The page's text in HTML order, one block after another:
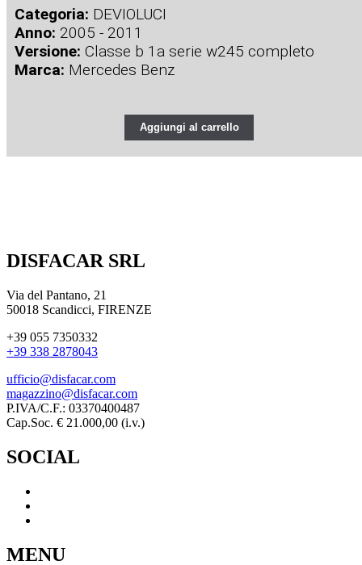
Categoria: DEVIOLUCI
Anno: 2005 - 2011
Versione: Classe b 1a serie w245 completo
Marca: Mercedes Benz
Aggiungi al carrello
DISFACAR SRL
Via del Pantano, 21
50018 Scandicci, FIRENZE
+39 055 7350332
+39 338 2878043
ufficio@disfacar.com
magazzino@disfacar.com
P.IVA/C.F.: 03370400487
Cap.Soc. € 21.000,00 (i.v.)
SOCIAL
MENU